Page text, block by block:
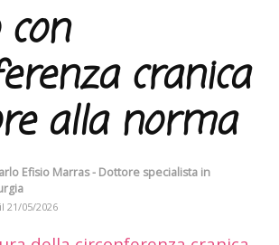
cranica
alla norma
Efisio Marras - Dottore specialista in
21/05/2026